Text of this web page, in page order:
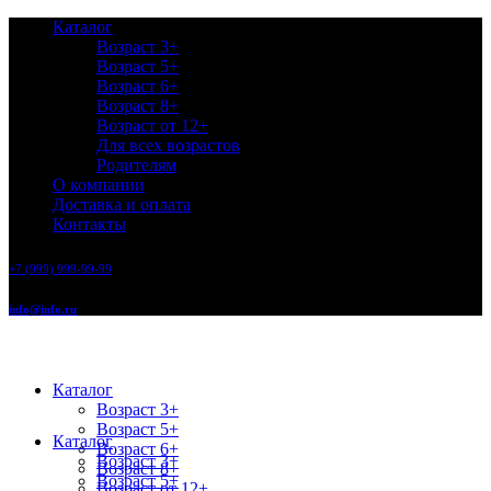
Каталог
Возраст 3+
Возраст 5+
Возраст 6+
Возраст 8+
Возраст от 12+
Для всех возрастов
Родителям
О компании
Доставка и оплата
Контакты
+7 (999) 999-99-99
info@info.ru
Каталог
Возраст 3+
Возраст 5+
Возраст 6+
Возраст 8+
Каталог
Возраст 3+
Возраст 5+